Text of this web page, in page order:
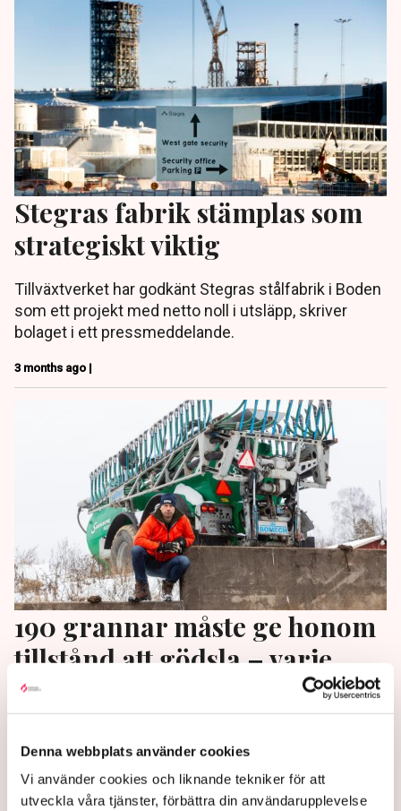
Denna webbplats använder cookies
Vi använder cookies och liknande tekniker för att
utveckla våra tjänster, förbättra din användarupplevelse
Stegras fabrik stämplas som
strategiskt viktig
Tillväxtverket har godkänt Stegras stålfabrik i Boden
som ett projekt med netto noll i utsläpp, skriver
bolaget i ett pressmeddelande.
3 months ago |
190 grannar måste ge honom
tillstånd att gödsla – varje
gång: ”Idiotförklarande”
kunna utöka verksamheten kom ett märkligt krav till
mjölkbonden Henrik Svensson. Varje gång han kör
ut gödsel måste han be 190 grannar om lov. ”Det här